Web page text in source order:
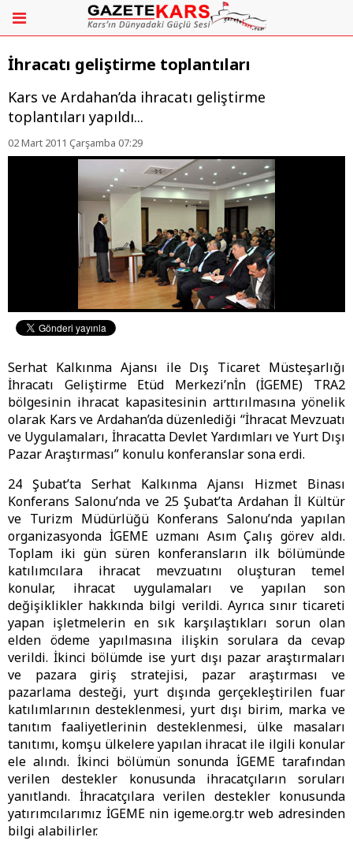
İhracatı geliştirme toplantıları
Kars ve Ardahan’da ihracatı geliştirme
toplantıları yapıldı...
02 Mart 2011 Çarşamba 07:29
Serhat Kalkınma Ajansı ile Dış Ticaret Müsteşarlığı
İhracatı Geliştirme Etüd Merkezi’nİn (İGEME) TRA2
bölgesinin ihracat kapasitesinin arttırılmasına yönelik
olarak Kars ve Ardahan’da düzenlediği “İhracat Mevzuatı
ve Uygulamaları, İhracatta Devlet Yardımları ve Yurt Dışı
Pazar Araştırması” konulu konferanslar sona erdi.
24 Şubat’ta Serhat Kalkınma Ajansı Hizmet Binası
Konferans Salonu’nda ve 25 Şubat’ta Ardahan İl Kültür
ve Turizm Müdürlüğü Konferans Salonu’nda yapılan
organizasyonda İGEME uzmanı Asım Çalış görev aldı.
Toplam iki gün süren konferansların ilk bölümünde
katılımcılara ihracat mevzuatını oluşturan temel
konular, ihracat uygulamaları ve yapılan son
değişiklikler hakkında bilgi verildi. Ayrıca sınır ticareti
yapan işletmelerin en sık karşılaştıkları sorun olan
elden ödeme yapılmasına ilişkin sorulara da cevap
verildi. İkinci bölümde ise yurt dışı pazar araştırmaları
ve pazara giriş stratejisi, pazar araştırması ve
pazarlama desteği, yurt dışında gerçekleştirilen fuar
katılımlarının desteklenmesi, yurt dışı birim, marka ve
tanıtım faaliyetlerinin desteklenmesi, ülke masaları
tanıtımı, komşu ülkelere yapılan ihracat ile ilgili konular
ele alındı. İkinci bölümün sonunda İGEME tarafından
verilen destekler konusunda ihracatçıların soruları
yanıtlandı. İhracatçılara verilen destekler konusunda
yatırımcılarımız İGEME nin igeme.org.tr web adresinden
bilgi alabilirler.